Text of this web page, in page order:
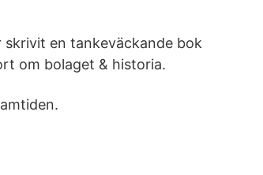
skrivit en tankeväckande bok
om bolaget & historia.